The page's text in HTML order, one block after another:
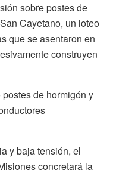
sobre postes de
Cayetano, un loteo
que se asentaron en
construyen
de hormigón y
y baja tensión, el
concretará la